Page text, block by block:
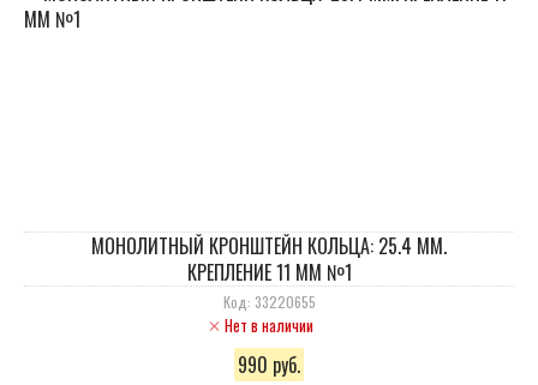
МОНОЛИТНЫЙ КРОНШТЕЙН КОЛЬЦА: 25.4 ММ.
КРЕПЛЕНИЕ 11 ММ №1
Код: 33220655
Нет в наличии
990 руб.